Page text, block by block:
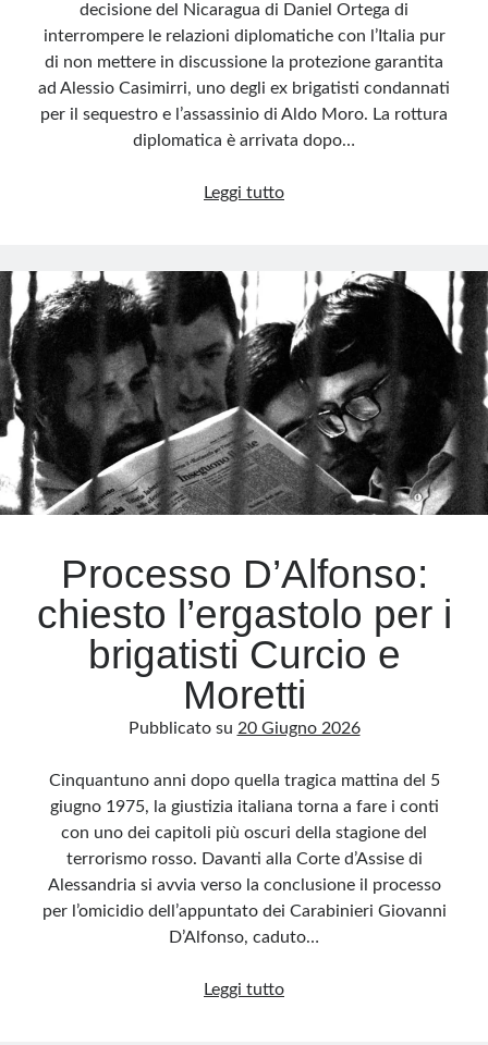
decisione del Nicaragua di Daniel Ortega di
interrompere le relazioni diplomatiche con l’Italia pur
di non mettere in discussione la protezione garantita
ad Alessio Casimirri, uno degli ex brigatisti condannati
per il sequestro e l’assassinio di Aldo Moro. La rottura
diplomatica è arrivata dopo…
Leggi tuttoCasimirri,
del
Nicaragua
all’Italia
Processo D’Alfonso:
chiesto l’ergastolo per i
brigatisti Curcio e
Moretti
Pubblicato su 20 Giugno 2026
Cinquantuno anni dopo quella tragica mattina del 5
giugno 1975, la giustizia italiana torna a fare i conti
con uno dei capitoli più oscuri della stagione del
terrorismo rosso. Davanti alla Corte d’Assise di
Alessandria si avvia verso la conclusione il processo
per l’omicidio dell’appuntato dei Carabinieri Giovanni
D’Alfonso, caduto…
Leggi tuttoProcesso